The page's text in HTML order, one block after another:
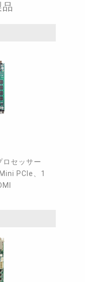
セッサー
PCIe、1